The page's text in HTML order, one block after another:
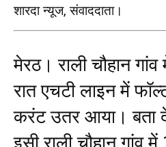
शारदा न्यूज, संवाददाता।
मेरठ। राली चौहान
रात एचटी लाइन में
करंट उतर आया। बता